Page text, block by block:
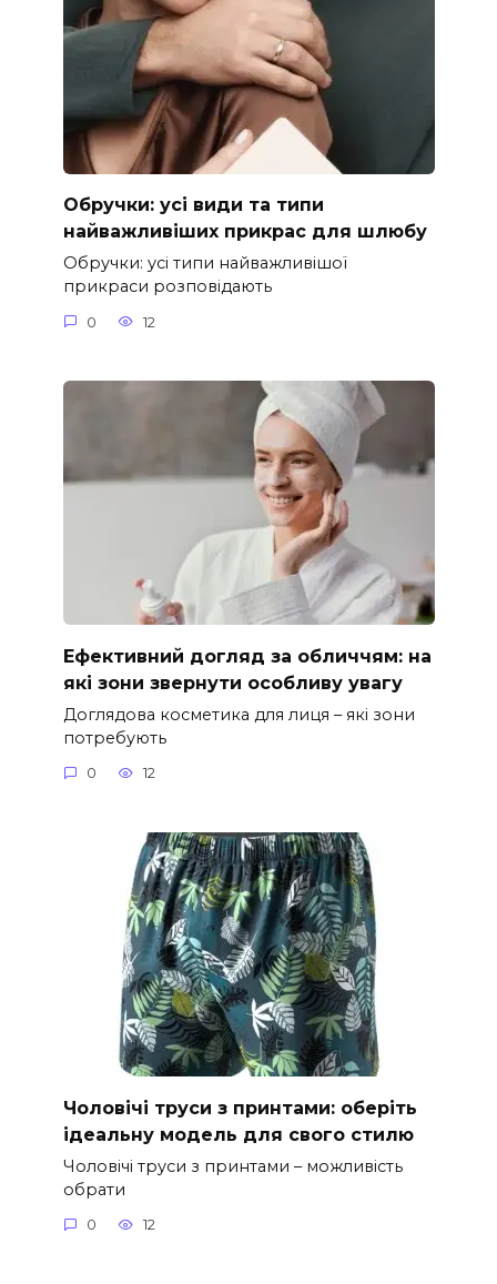
Обручки: усі види та типи
найважливіших прикрас для шлюбу
Обручки: усі типи найважливішої
прикраси розповідають
0 12
Ефективний догляд за обличчям: на
які зони звернути особливу увагу
Доглядова косметика для лиця – які зони
потребують
0 12
Чоловічі труси з принтами: оберіть
ідеальну модель для свого стилю
Чоловічі труси з принтами – можливість
обрати
0 12